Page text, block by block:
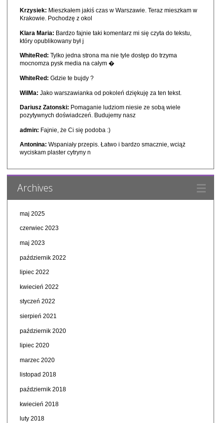
Krzysiek: Mieszkałem jakiś czas w Warszawie. Teraz mieszkam w
Krakowie. Pochodzę z okol
Klara Maria: Bardzo fajnie taki komentarz mi się czyta do tekstu,
który opublikowany był j
WhiteRed: Tylko jedna strona ma nie tyle dostęp do trzyma
mocnomza pysk media na całym �
WhiteRed: Gdzie te bujdy ?
WilMa: Jako warszawianka od pokoleń dziękuję za ten tekst.
Dariusz Zatonski: Pomaganie ludziom niesie ze sobą wiele
pozytywnych doświadczeń. Budujemy nasz
admin: Fajnie, że Ci się podoba :)
Antonina: Wspaniały przepis. Łatwo i bardzo smacznie, wciąż
wyciskam plaster cytryny n
Archives
maj 2025
czerwiec 2023
maj 2023
październik 2022
lipiec 2022
kwiecień 2022
styczeń 2022
sierpień 2021
październik 2020
lipiec 2020
marzec 2020
listopad 2018
październik 2018
kwiecień 2018
luty 2018